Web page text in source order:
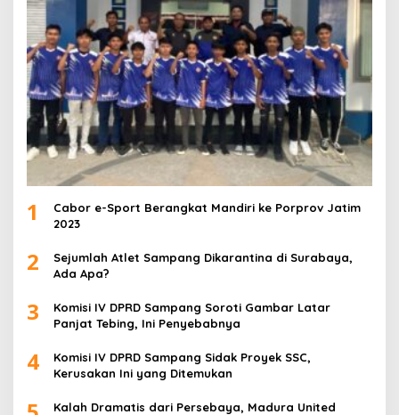
1
Cabor e-Sport Berangkat Mandiri ke Porprov Jatim
2023
2
Sejumlah Atlet Sampang Dikarantina di Surabaya,
Ada Apa?
3
Komisi IV DPRD Sampang Soroti Gambar Latar
Panjat Tebing, Ini Penyebabnya
4
Komisi IV DPRD Sampang Sidak Proyek SSC,
Kerusakan Ini yang Ditemukan
Kalah Dramatis dari Persebaya, Madura United